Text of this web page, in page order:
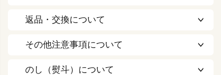
返品・交換について
その他注意事項について
のし（熨斗）について